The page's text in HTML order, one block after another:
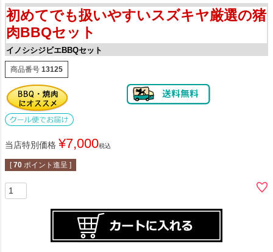
初めてでも扱いやすいスズキヤ厳選の猪
肉BBQセット
イノシシジビエBBQセット
商品番号 13125
当店特別価格 ¥7,000税込
[ 70 ポイント進呈 ]